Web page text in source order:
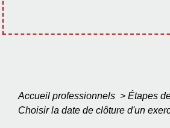
Accueil professionnels > Étapes
Choisir la date de clôture d'un